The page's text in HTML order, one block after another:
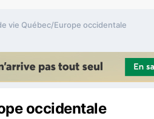
vie Québec/Europe occidentale
occidentale